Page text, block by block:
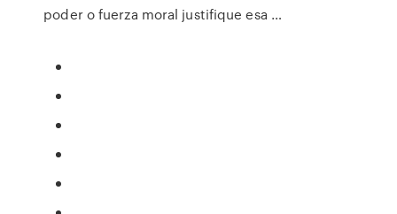
poder o fuerza moral justifique esa …